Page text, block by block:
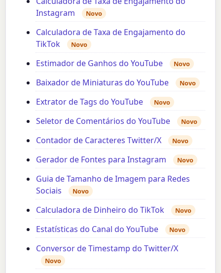
Instagram
Novo
Calculadora de Taxa de Engajamento do
TikTok
Novo
Estimador de Ganhos do YouTube Novo
Baixador de Miniaturas do YouTube Novo
Extrator de Tags do YouTube Novo
Seletor de Comentários do YouTube Novo
Contador de Caracteres Twitter/X Novo
Gerador de Fontes para Instagram Novo
Guia de Tamanho de Imagem para Redes
Sociais
Novo
Calculadora de Dinheiro do TikTok Novo
Estatísticas do Canal do YouTube Novo
Conversor de Timestamp do Twitter/X
Novo